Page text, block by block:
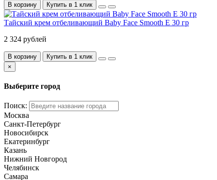
В корзину Купить в 1 клик
Тайский крем отбеливающий Baby Face Smooth E 30 гр
2 324 рублей
В корзину
Купить в 1 клик
×
Выберите город
Поиск:
Москва
Санкт-Петербург
Новосибирск
Екатеринбург
Казань
Нижний Новгород
Челябинск
Самара